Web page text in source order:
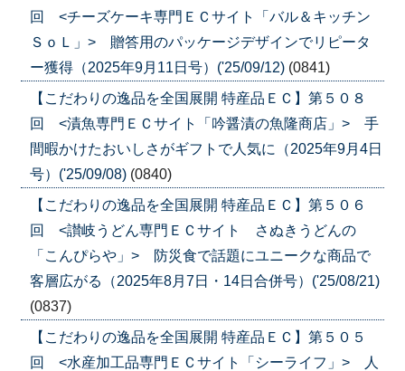
回 <チーズケーキ専門ＥＣサイト「バル＆キッチン
ＳｏＬ」> 贈答用のパッケージデザインでリピータ
ー獲得（2025年9月11日号）('25/09/12) (0841)
【こだわりの逸品を全国展開 特産品ＥＣ】第５０８
回 <漬魚専門ＥＣサイト「吟醤漬の魚隆商店」> 手
間暇かけたおいしさがギフトで人気に（2025年9月4日
号）('25/09/08) (0840)
【こだわりの逸品を全国展開 特産品ＥＣ】第５０６
回 <讃岐うどん専門ＥＣサイト さぬきうどんの
「こんぴらや」> 防災食で話題にユニークな商品で
客層広がる（2025年8月7日・14日合併号）('25/08/21)
(0837)
【こだわりの逸品を全国展開 特産品ＥＣ】第５０５
回 <水産加工品専門ＥＣサイト「シーライフ」> 人